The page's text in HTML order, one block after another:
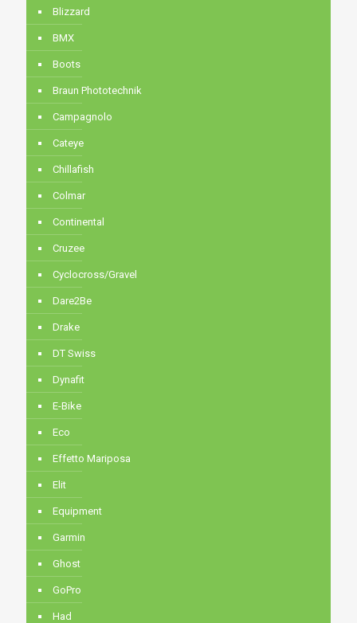
Blizzard
BMX
Boots
Braun Phototechnik
Campagnolo
Cateye
Chillafish
Colmar
Continental
Cruzee
Cyclocross/Gravel
Dare2Be
Drake
DT Swiss
Dynafit
E-Bike
Eco
Effetto Mariposa
Elit
Equipment
Garmin
Ghost
GoPro
Had